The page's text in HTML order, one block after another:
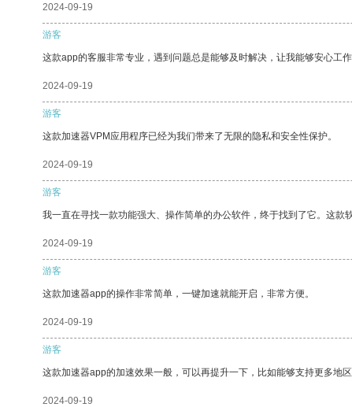
2024-09-19
游客
这款app的客服非常专业，遇到问题总是能够及时解决，让我能够安心工作
2024-09-19
游客
这款加速器VPM应用程序已经为我们带来了无限的隐私和安全性保护。
2024-09-19
游客
我一直在寻找一款功能强大、操作简单的办公软件，终于找到了它。这款
2024-09-19
游客
这款加速器app的操作非常简单，一键加速就能开启，非常方便。
2024-09-19
游客
这款加速器app的加速效果一般，可以再提升一下，比如能够支持更多地区
2024-09-19